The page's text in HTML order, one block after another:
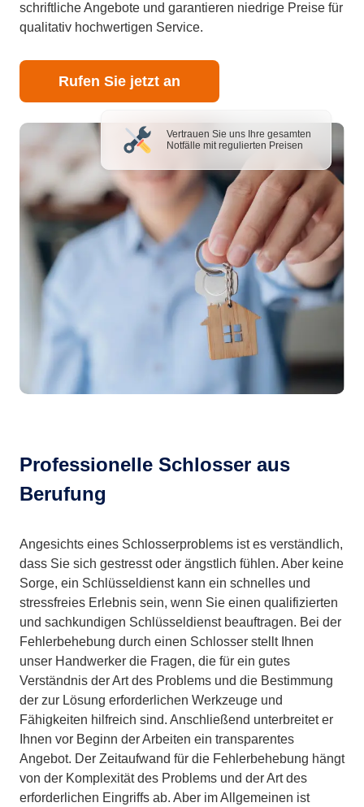
schriftliche Angebote und garantieren niedrige Preise für
qualitativ hochwertigen Service.
Rufen Sie jetzt an
Vertrauen Sie uns Ihre gesamten
Notfälle mit regulierten Preisen
Professionelle Schlosser aus
Berufung
Angesichts eines Schlosserproblems ist es verständlich,
dass Sie sich gestresst oder ängstlich fühlen. Aber keine
Sorge, ein Schlüsseldienst kann ein schnelles und
stressfreies Erlebnis sein, wenn Sie einen qualifizierten
und sachkundigen Schlüsseldienst beauftragen. Bei der
Fehlerbehebung durch einen Schlosser stellt Ihnen
unser Handwerker die Fragen, die für ein gutes
Verständnis der Art des Problems und die Bestimmung
der zur Lösung erforderlichen Werkzeuge und
Fähigkeiten hilfreich sind. Anschließend unterbreitet er
Ihnen vor Beginn der Arbeiten ein transparentes
Angebot. Der Zeitaufwand für die Fehlerbehebung hängt
von der Komplexität des Problems und der Art des
erforderlichen Eingriffs ab. Aber im Allgemeinen ist